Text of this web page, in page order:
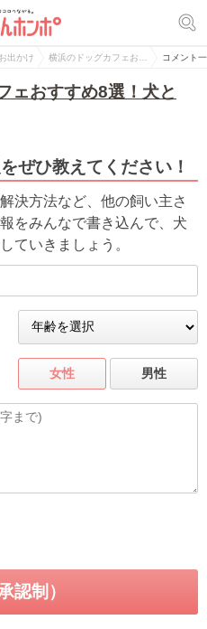
お出かけ 横浜のドッグカフェお… コメント
ェおすすめ8選！犬と
ぜひ教えてください！
決方法など、他の飼い主さ
をみんなで書き込んで、犬
ていきましょう。
女性 男性